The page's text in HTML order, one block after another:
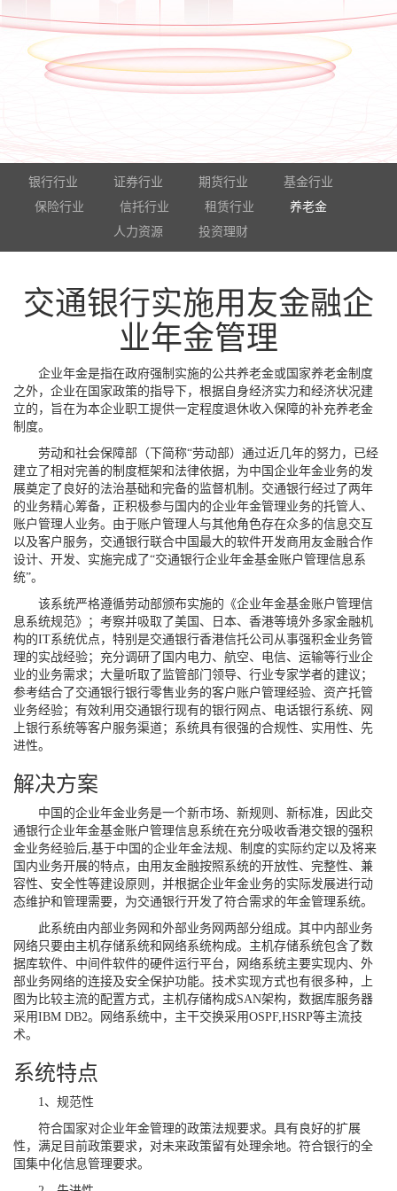
银行行业 证券行业 期货行业
基金行业
保险行业
信托行业 租赁行业
养老金
人力资源
投资理财
交通银行实施用友金融企
业年金管理
企业年金是指在政府强制实施的公共养老金或国家养老金制度
之外，企业在国家政策的指导下，根据自身经济实力和经济状况建
立的，旨在为本企业职工提供一定程度退休收入保障的补充养老金
制度。
劳动和社会保障部（下简称“劳动部）通过近几年的努力，已经
建立了相对完善的制度框架和法律依据，为中国企业年金业务的发
展奠定了良好的法治基础和完备的监督机制。交通银行经过了两年
的业务精心筹备，正积极参与国内的企业年金管理业务的托管人、
账户管理人业务。由于账户管理人与其他角色存在众多的信息交互
以及客户服务，交通银行联合中国最大的软件开发商用友金融合作
设计、开发、实施完成了“交通银行企业年金基金账户管理信息系
统”。
该系统严格遵循劳动部颁布实施的《企业年金基金账户管理信
息系统规范》；考察并吸取了美国、日本、香港等境外多家金融机
构的IT系统优点，特别是交通银行香港信托公司从事强积金业务管
理的实战经验；充分调研了国内电力、航空、电信、运输等行业企
业的业务需求；大量听取了监管部门领导、行业专家学者的建议；
参考结合了交通银行银行零售业务的客户账户管理经验、资产托管
业务经验；有效利用交通银行现有的银行网点、电话银行系统、网
上银行系统等客户服务渠道；系统具有很强的合规性、实用性、先
进性。
解决方案
中国的企业年金业务是一个新市场、新规则、新标准，因此交
通银行企业年金基金账户管理信息系统在充分吸收香港交银的强积
金业务经验后,基于中国的企业年金法规、制度的实际约定以及将来
国内业务开展的特点，由用友金融按照系统的开放性、完整性、兼
容性、安全性等建设原则，并根据企业年金业务的实际发展进行动
态维护和管理需要，为交通银行开发了符合需求的年金管理系统。
此系统由内部业务网和外部业务网两部分组成。其中内部业务
网络只要由主机存储系统和网络系统构成。主机存储系统包含了数
据库软件、中间件软件的硬件运行平台，网络系统主要实现内、外
部业务网络的连接及安全保护功能。技术实现方式也有很多种，上
图为比较主流的配置方式，主机存储构成SAN架构，数据库服务器
采用IBM DB2。网络系统中，主干交换采用OSPF,HSRP等主流技
术。
系统特点
1、规范性
符合国家对企业年金管理的政策法规要求。具有良好的扩展
性，满足目前政策要求，对未来政策留有处理余地。符合银行的全
国集中化信息管理要求。